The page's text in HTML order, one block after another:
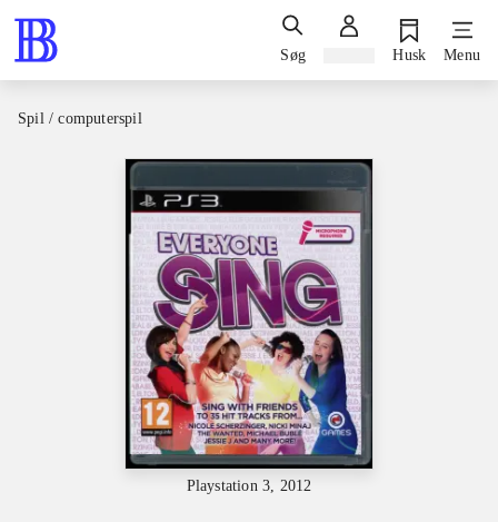
Søg Husk Menu
Spil / computerspil
Playstation 3, 2012